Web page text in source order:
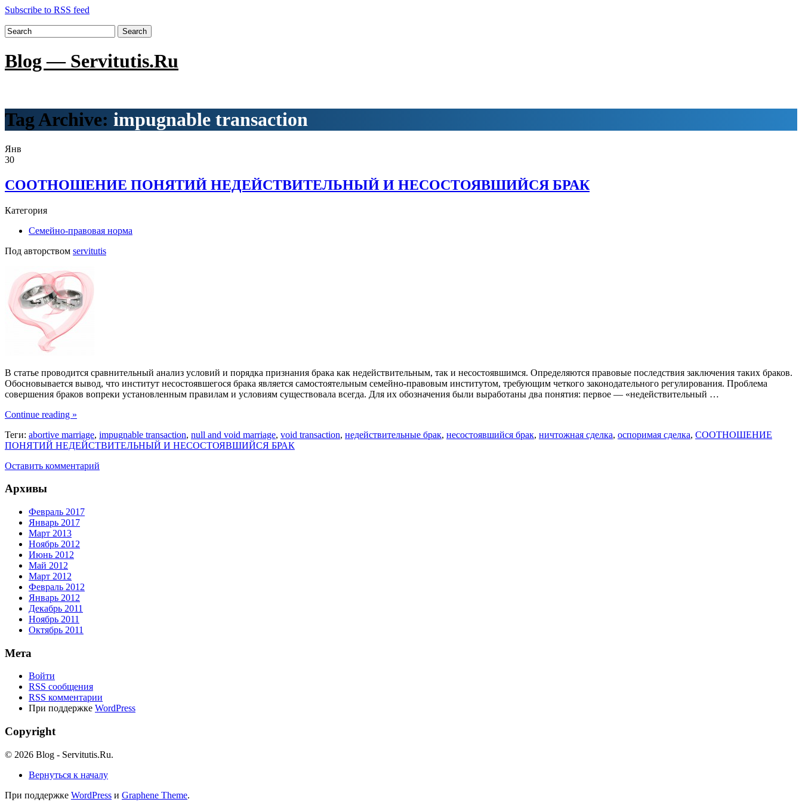
Subscribe to RSS feed
Search
Blog — Servitutis.Ru
Tag Archive: impugnable transaction
Янв
30
СООТНОШЕНИЕ ПОНЯТИЙ НЕДЕЙСТВИТЕЛЬНЫЙ И НЕСОСТОЯВШИЙСЯ БРАК
Категория
Семейно-правовая норма
Под авторством servitutis
В статье проводится сравнительный анализ условий и порядка признания брака как недействительным, так и несостоявшимся. Определяются правовые последствия заключения таких браков.
Обосновывается вывод, что институт несостоявшегося брака является самостоятельным семейно-правовым институтом, требующим четкого законодательного регулирования. Проблема
совершения браков вопреки установленным правилам и условиям существовала всегда. Для их обозначения были выработаны два понятия: первое — «недействительный …
Continue reading »
Теги: abortive marriage, impugnable transaction, null and void marriage, void transaction, недействительные брак, несостоявшийся брак, ничтожная сделка, оспоримая сделка, СООТНОШЕНИЕ
ПОНЯТИЙ НЕДЕЙСТВИТЕЛЬНЫЙ И НЕСОСТОЯВШИЙСЯ БРАК
Оставить комментарий
Архивы
Февраль 2017
Январь 2017
Март 2013
Ноябрь 2012
Июнь 2012
Май 2012
Март 2012
Февраль 2012
Январь 2012
Декабрь 2011
Ноябрь 2011
Октябрь 2011
Мета
Войти
RSS сообщения
RSS комментарии
При поддержке WordPress
Copyright
© 2026 Blog - Servitutis.Ru.
Вернуться к началу
При поддержке WordPress и Graphene Theme.